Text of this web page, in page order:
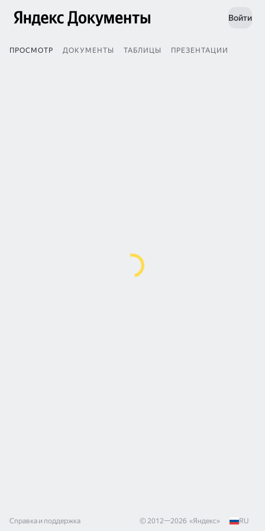
Войти
ПРОСМОТР ДОКУМЕНТЫ ТАБЛИЦЫ ПРЕЗЕНТАЦИИ
Справка и поддержка © 2012—2026 «Яндекс» RU